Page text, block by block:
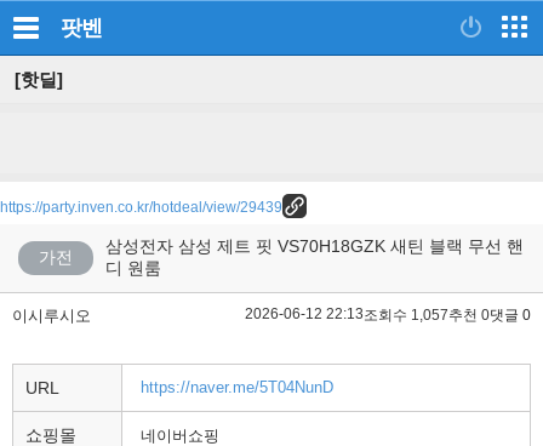
팟벤
[핫딜]
https://party.inven.co.kr/hotdeal/view/29439
가전
삼성전자 삼성 제트 핏 VS70H18GZK 새틴 블랙 무선 핸
디 원룸
이시루시오 2026-06-12 22:13조회수 1,057추천 0댓글 0
URL https://naver.me/5T04NunD
쇼핑몰 네이버쇼핑